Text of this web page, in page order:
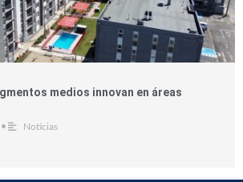
medios innovan en áreas
• Noticias